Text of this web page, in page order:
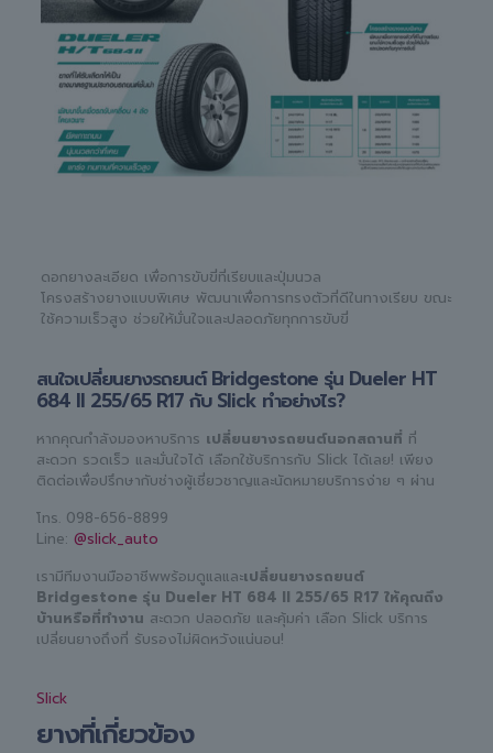
ดอกยางละเอียด เพื่อการขับขี่ที่เรียบและปุ่มนวล
โครงสร้างยางแบบพิเศษ พัฒนาเพื่อการทรงตัวที่ดีในทางเรียบ ขณะ
ใช้ความเร็วสูง ช่วยให้มั่นใจและปลอดภัยทุกการขับขี่
สนใจเปลี่ยนยางรถยนต์ Bridgestone รุ่น Dueler HT
684 II 255/65 R17 กับ Slick ทำอย่างไร?
หากคุณกำลังมองหาบริการ เปลี่ยนยางรถยนต์นอกสถานที่ ที่
สะดวก รวดเร็ว และมั่นใจได้ เลือกใช้บริการกับ Slick ได้เลย! เพียง
ติดต่อเพื่อปรึกษากับช่างผู้เชี่ยวชาญและนัดหมายบริการง่าย ๆ ผ่าน
โทร. 098-656-8899
Line: @slick_auto
เรามีทีมงานมืออาชีพพร้อมดูแลและเปลี่ยนยางรถยนต์
Bridgestone รุ่น Dueler HT 684 II 255/65 R17 ให้คุณถึง
บ้านหรือที่ทำงาน สะดวก ปลอดภัย และคุ้มค่า เลือก Slick บริการ
เปลี่ยนยางถึงที่ รับรองไม่ผิดหวังแน่นอน!
Slick
ยางที่เกี่ยวข้อง